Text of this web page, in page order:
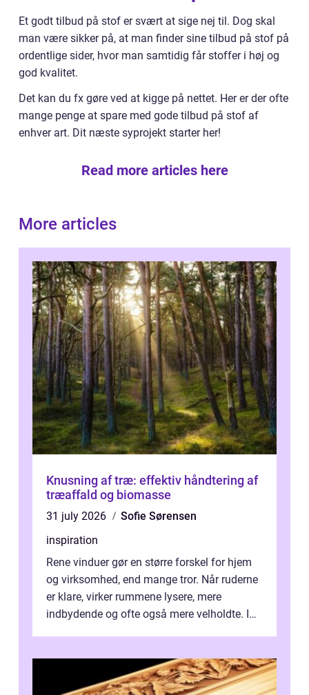
Et godt tilbud på stof er svært at sige nej til. Dog skal
man være sikker på, at man finder sine tilbud på stof på
ordentlige sider, hvor man samtidig får stoffer i høj og
god kvalitet.
Det kan du fx gøre ved at kigge på nettet. Her er der ofte
mange penge at spare med gode tilbud på stof af
enhver art. Dit næste syprojekt starter her!
Read more articles here
More articles
Knusning af træ: effektiv håndtering af
træaffald og biomasse
31 july 2026
Sofie Sørensen
inspiration
Rene vinduer gør en større forskel for hjem
og virksomhed, end mange tror. Når ruderne
er klare, virker rummene lysere, mere
indbydende og ofte også mere velholdte. I